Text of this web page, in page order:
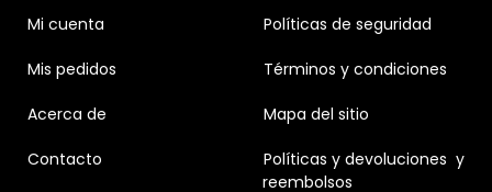
Mi cuenta
Mis pedidos
Acerca de
Contacto
Políticas de seguridad
Términos y condiciones
Mapa del sitio
Políticas y devoluciones y
reembolsos